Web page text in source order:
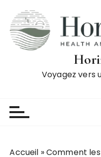
Voyagez vers
Accueil »Comment